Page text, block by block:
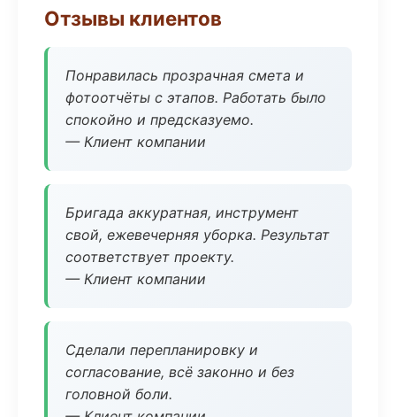
Отзывы клиентов
Понравилась прозрачная смета и
фотоотчёты с этапов. Работать было
спокойно и предсказуемо.
— Клиент компании
Бригада аккуратная, инструмент
свой, ежевечерняя уборка. Результат
соответствует проекту.
— Клиент компании
Сделали перепланировку и
согласование, всё законно и без
головной боли.